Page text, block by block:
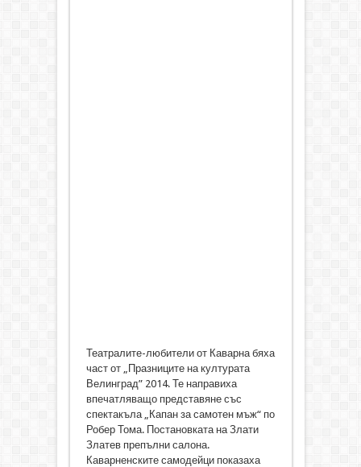
Театралите-любители от Каварна бяха
част от „Празниците на културата
Велинград” 2014. Те направиха
впечатляващо представяне със
спектакъла „Капан за самотен мъж“ по
Робер Тома. Постановката на Злати
Златев препълни салона.
Каварненските самодейци показаха